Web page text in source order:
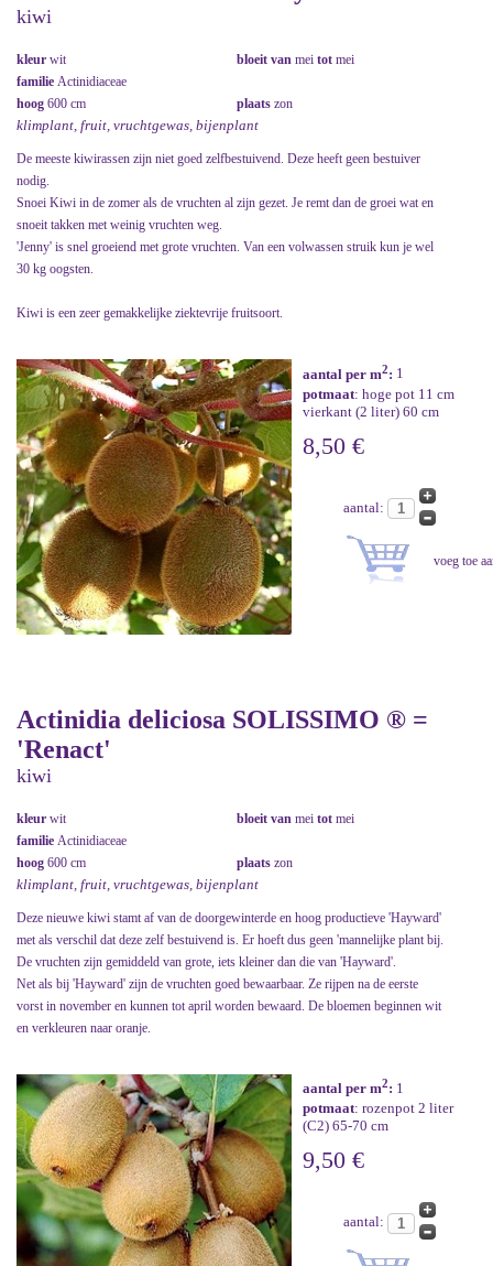
kiwi
kleur wit bloeit van mei tot mei
familie Actinidiaceae
hoog 600 cm plaats zon
klimplant, fruit, vruchtgewas, bijenplant
De meeste kiwirassen zijn niet goed zelfbestuivend. Deze heeft geen bestuiver
nodig.
Snoei Kiwi in de zomer als de vruchten al zijn gezet. Je remt dan de groei wat en
snoeit takken met weinig vruchten weg.
'Jenny' is snel groeiend met grote vruchten. Van een volwassen struik kun je wel
30 kg oogsten.
Kiwi is een zeer gemakkelijke ziektevrije fruitsoort.
aantal per m2: 1
potmaat: hoge pot 11 cm
vierkant (2 liter) 60 cm
8,50 €
aantal:
Actinidia deliciosa SOLISSIMO ® =
'Renact'
kiwi
kleur wit bloeit van mei tot mei
familie Actinidiaceae
hoog 600 cm plaats zon
klimplant, fruit, vruchtgewas, bijenplant
Deze nieuwe kiwi stamt af van de doorgewinterde en hoog productieve 'Hayward'
met als verschil dat deze zelf bestuivend is. Er hoeft dus geen 'mannelijke plant bij.
De vruchten zijn gemiddeld van grote, iets kleiner dan die van 'Hayward'.
Net als bij 'Hayward' zijn de vruchten goed bewaarbaar. Ze rijpen na de eerste
vorst in november en kunnen tot april worden bewaard. De bloemen beginnen wit
en verkleuren naar oranje.
aantal per m2: 1
potmaat: rozenpot 2 liter
(C2) 65-70 cm
9,50 €
aantal: